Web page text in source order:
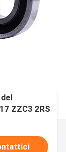
ZZC3 2RS